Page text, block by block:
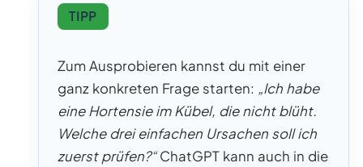
TIPP
Zum Ausprobieren kannst du mit einer
ganz konkreten Frage starten: „Ich habe
eine Hortensie im Kübel, die nicht blüht.
Welche drei einfachen Ursachen soll ich
zuerst prüfen?“ChatGPT kann auch in die